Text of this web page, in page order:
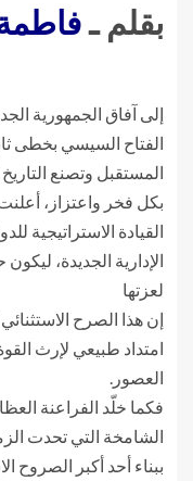
بقلم ـ
إلى آفاق الجمهورية
الفتاح السيسي بخطى
المستقبل وتصنع
بكل فخر واعتزاز،
القيادة الاستراتيجية
الإدارية الجديدة،
لعزتها
إن هذا الصرح
امتداد طبيعي لإرث
العصور.
فكما خلّد الفراعنة
الشامخة التي تحدت
ببناء أحد أكبر الصروح